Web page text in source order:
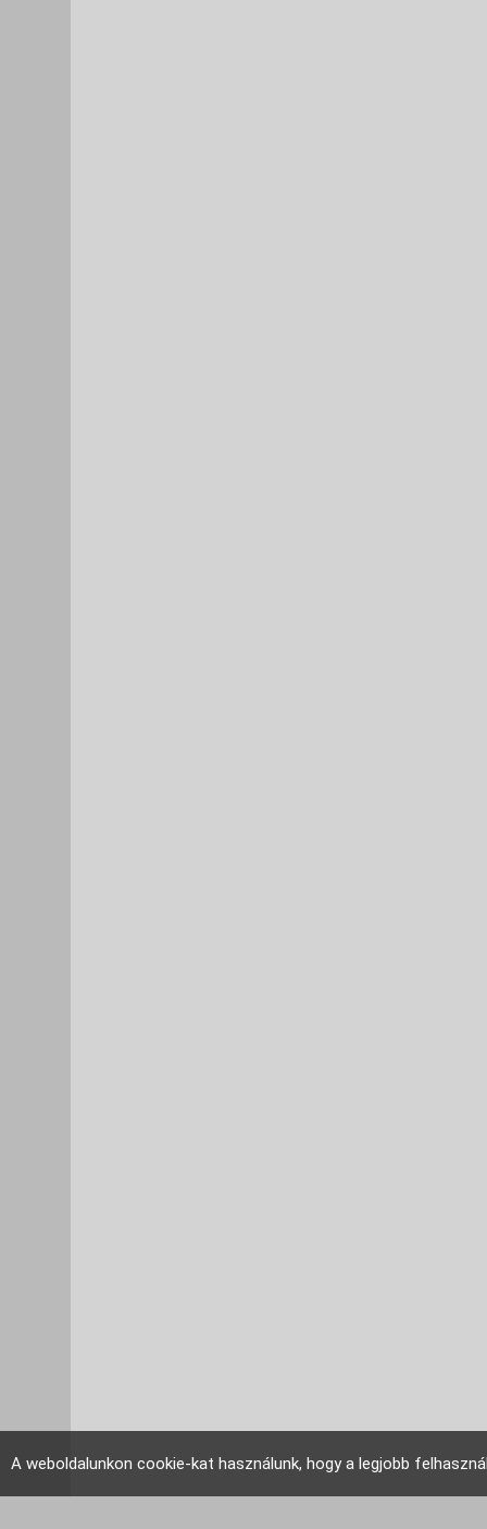
A weboldalunkon cookie-kat használunk, hogy a legjobb